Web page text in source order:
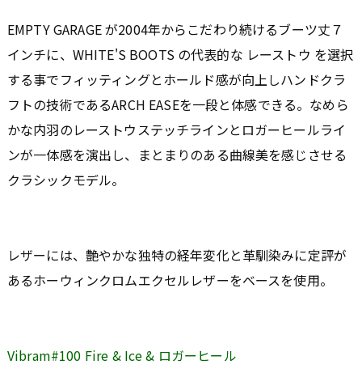
EMPTY GARAGE が2004年からこだわり続けるブーツ丈７
インチに、WHITE'S BOOTS の代表的な レーストウ を選択
する事でフィッティングとホールド感が向上しハンドクラ
フトの技術であるARCH EASEを一段と体感できる。なめら
かな内羽のレーストウステッチラインとロガーヒールライ
ンが一体感を演出し、まとまりのある曲線美を感じさせる
クラシックモデル。
レザーには、艶やかな独特の経年変化と革馴染みに定評が
あるホーウィンクロムエクセルレザーをベースを使用。
Vibram#100 Fire & Ice & ロガーヒール